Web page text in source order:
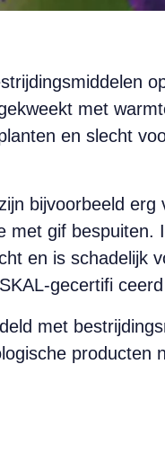
met
en slecht
bijvoorbeeld erg
met gif bespuiten.
en is schadelijk
gecertifi
met
producten